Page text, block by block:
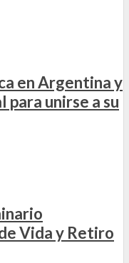
en Argentina y
unirse a su
Vida y Retiro